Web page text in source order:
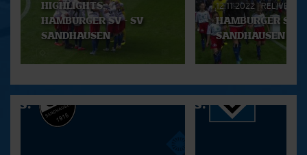
HIGHLIGHTS:
HAMBURGER SV - SV
SANDHAUSEN
12.11.2022 RELIVE
HAMBURGER SV -
SANDHAUSEN